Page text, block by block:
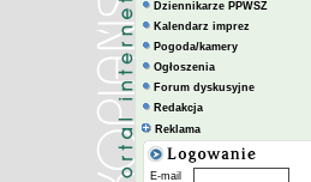
Dziennikarze PPWSZ
Kalendarz imprez
Pogoda/kamery
Ogłoszenia
Forum dyskusyjne
Redakcja
Reklama
E-mail